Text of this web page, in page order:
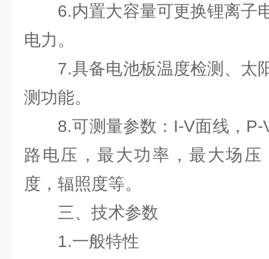
6.内置大容量可更换锂离子
电力。
7.具备电池板温度检测、太
测功能。
8.可测量参数：I-V面线，P-
路电压，最大功率，最大场
度，辐照度等。
三、技术参数
1.一般特性